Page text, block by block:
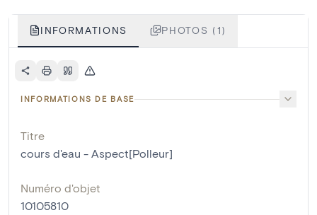
INFORMATIONS PHOTOS (1)
INFORMATIONS DE BASE
Titre
cours d'eau - Aspect[Polleur]
Numéro d'objet
10105810